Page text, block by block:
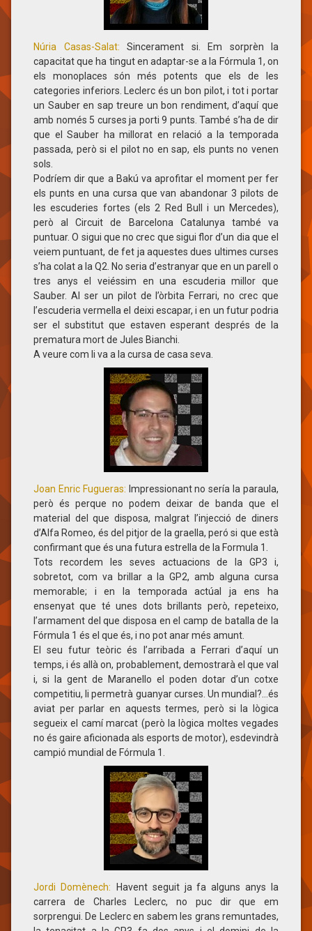
Núria Casas-Salat: ​Sincerament si. Em sorprèn la
capacitat que ha tingut en adaptar-se a la Fórmula 1, on
els monoplaces són més potents que els de les
categories inferiors. Leclerc és un bon pilot, i tot i portar
un Sauber en sap treure un bon rendiment, d’aquí que
amb només 5 curses ja porti 9 punts. També s’ha de dir
que el Sauber ha millorat en relació a la temporada
passada, però si el pilot no en sap, els punts no venen
sols.
Podríem dir que a Bakú va aprofitar el moment per fer
els punts en una cursa que van abandonar 3 pilots de
les escuderies fortes (els 2 Red Bull i un Mercedes),
però al Circuit de Barcelona Catalunya també va
puntuar. O sigui que no crec que sigui flor d’un dia que el
veiem puntuant, de fet ja aquestes dues ultimes curses
s’ha colat a la Q2. No seria d’estranyar que en un parell o
tres anys el veiéssim en una escuderia millor que
Sauber. Al ser un pilot de l’òrbita Ferrari, no crec que
l’escuderia vermella el deixi escapar, i en un futur podria
ser el substitut que estaven esperant després de la
prematura mort de Jules Bianchi.
A veure com li va a la cursa de casa seva.
Joan Enric Fugueras: Impressionant no sería la paraula,
però és perque no podem deixar de banda que el
material del que disposa, malgrat l’injecció de diners
d’Alfa Romeo, és del pitjor de la graella, peró si que està
confirmant que és una futura estrella de la Formula 1.
Tots recordem les seves actuacions de la GP3 i,
sobretot, com va brillar a la GP2, amb alguna cursa
memorable; i en la temporada actúal ja ens ha
ensenyat que té unes dots brillants però, repeteixo,
l’armament del que disposa en el camp de batalla de la
Fórmula 1 és el que és, i no pot anar més amunt.
El seu futur teòric és l’arribada a Ferrari d’aquí un
temps, i és allà on, probablement, demostrarà el que val
i, si la gent de Maranello el poden dotar d’un cotxe
competitiu, li permetrà guanyar curses. Un mundial?…és
aviat per parlar en aquests termes, però si la lògica
segueix el camí marcat (però la lògica moltes vegades
no és gaire aficionada als esports de motor), esdevindrà
campió mundial de Fórmula 1.
Jordi Domènech: Havent seguit ja fa alguns anys la
carrera de Charles Leclerc, no puc dir que em
sorprengui. De Leclerc en sabem les grans remuntades,